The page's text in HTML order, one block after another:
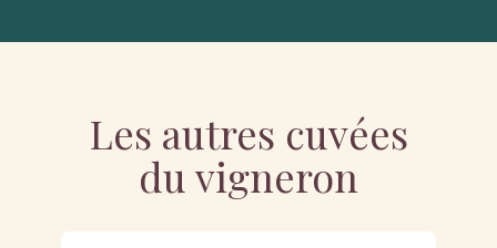
Les autres cuvées
du vigneron